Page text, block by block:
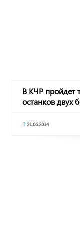
В КЧР пройдет
останков двух
21.06.2014